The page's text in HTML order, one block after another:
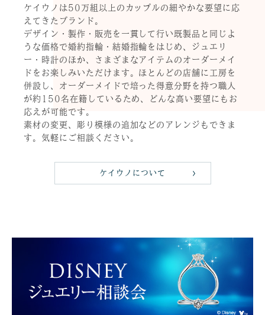
ケイウノは50万組以上のカップルの細やかな要望に応
えてきたブランド。
デザイン・製作・販売を一貫して行い既製品と同じよ
うな価格で婚約指輪・結婚指輪をはじめ、ジュエリ
ー・時計のほか、さまざまなアイテムのオーダーメイ
ドをお楽しみいただけます。ほとんどの店舗に工房を
併設し、オーダーメイドで培った得意分野を持つ職人
が約150名在籍しているため、どんな高い要望にもお
応えが可能です。
素材の変更、彫り模様の追加などのアレンジもできま
す。気軽にご相談ください。
ケイウノについて